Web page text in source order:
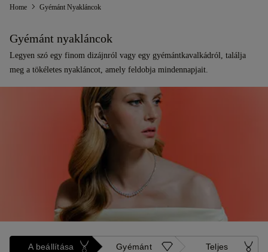
Home Gyémánt Nyakláncok
Gyémánt nyakláncok
Legyen szó egy finom dizájnról vagy egy gyémántkavalkádról, találja
meg a tökéletes nyakláncot, amely feldobja mindennapjait.
A beállítása Gyémánt Teljes